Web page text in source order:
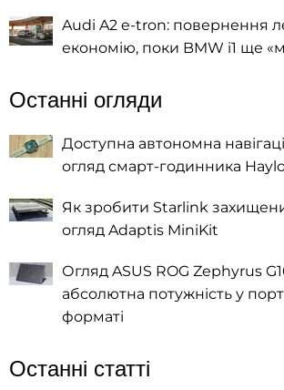
Audi A2 e-tron: повернення
економію, поки BMW i1 ще
Останні огляди
Доступна автономна
огляд смарт-годинника
Як зробити Starlink
огляд Adaptis MiniKit
Огляд ASUS ROG Zephyrus
абсолютна потужність у
форматі
Останні статті